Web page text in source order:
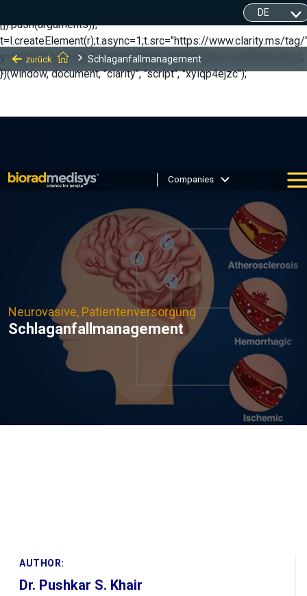
(function(c,l,a,r,i,t,y){ c[a]=c[a]||function(){(c[a].q=c[a].q||
[]).push(arguments)};
t=l.createElement(r);t.async=1;t.src="https://www.clarity.ms/tag/
y=l.getElementsByTagName(r)[0];y.parentNode.insertBefore(t,y);
})(window, document, "clarity", "script", "xyiqp4ejzc");
Companies
zurück Schlaganfallmanagement
Neurovasive, Patientenversorgung
Schlaganfallmanagement
AUTHOR:
Dr. Pushkar S. Khair